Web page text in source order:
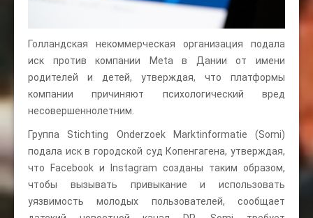
Голландская некоммерческая организация подала
иск против компании Meta в Дании от имени
родителей и детей, утверждая, что платформы
компании причиняют психологический вред
несовершеннолетним.
Группа Stichting Onderzoek Marktinformatie (Somi)
подала иск в городской суд Копенгагена, утверждая,
что Facebook и Instagram созданы таким образом,
чтобы вызывать привыкание и использовать
уязвимость молодых пользователей, сообщает